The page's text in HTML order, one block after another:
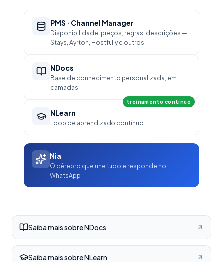
PMS · Channel Manager
Disponibilidade, preços, regras, descrições —
Stays, Ayrton, Hostfully e outros
NDocs
Base de conhecimento personalizada, em
camadas
NLearn
Loop de aprendizado contínuo
treinamento contínuo
Nia
O cérebro que une tudo e responde no
WhatsApp
Saiba mais sobre NDocs
Saiba mais sobre NLearn